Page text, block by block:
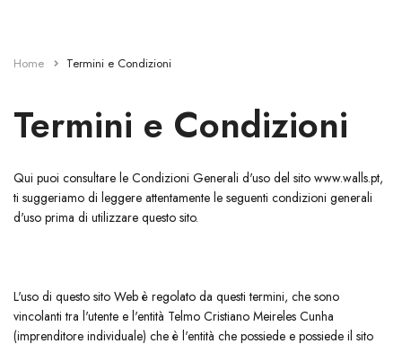
Home Termini e Condizioni
Termini e Condizioni
Qui puoi consultare le Condizioni Generali d'uso del sito www.walls.pt,
ti suggeriamo di leggere attentamente le seguenti condizioni generali
d'uso prima di utilizzare questo sito.
​​L'uso di questo sito Web è regolato da questi termini, che sono
vincolanti tra l'utente e l'entità Telmo Cristiano Meireles Cunha
(imprenditore individuale) che è l'entità che possiede e possiede il sito
Accessori